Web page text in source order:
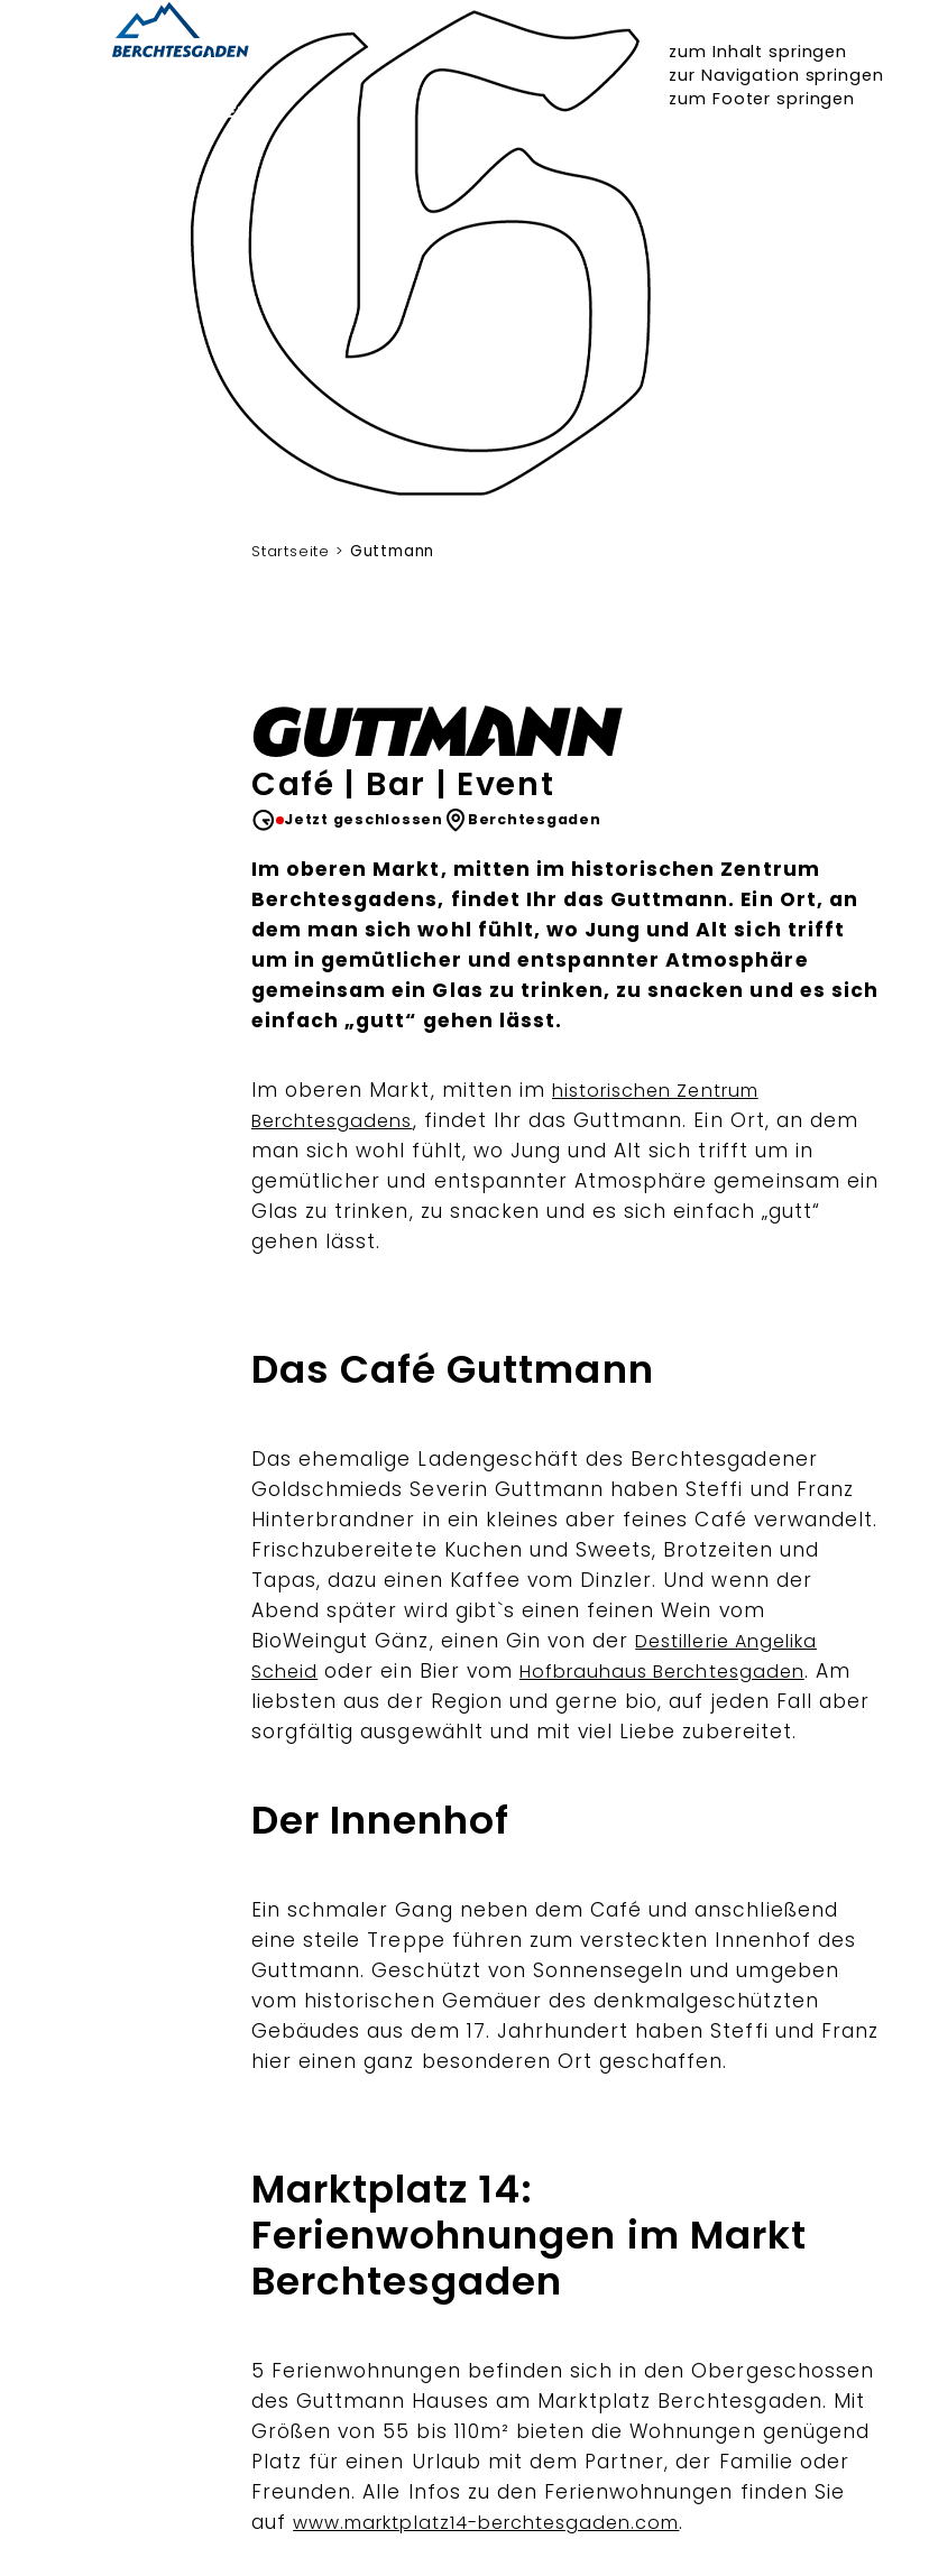
zum Inhalt springen
zur Navigation springen
zum Footer springen
Startseite Guttmann
Guttmann
Café | Bar | Event
Jetzt geschlossen Berchtesgaden
Im oberen Markt, mitten im historischen Zentrum
Berchtesgadens, findet Ihr das Guttmann. Ein Ort, an
dem man sich wohl fühlt, wo Jung und Alt sich trifft
um in gemütlicher und entspannter Atmosphäre
gemeinsam ein Glas zu trinken, zu snacken und es sich
einfach „gutt“ gehen lässt.
Im oberen Markt, mitten im historischen Zentrum
Berchtesgadens, findet Ihr das Guttmann. Ein Ort, an dem
man sich wohl fühlt, wo Jung und Alt sich trifft um in
gemütlicher und entspannter Atmosphäre gemeinsam ein
Glas zu trinken, zu snacken und es sich einfach „gutt“
gehen lässt.
Das Café Guttmann
Das ehemalige Ladengeschäft des Berchtesgadener
Goldschmieds Severin Guttmann haben Steffi und Franz
Hinterbrandner in ein kleines aber feines Café verwandelt.
Frischzubereitete Kuchen und Sweets, Brotzeiten und
Tapas, dazu einen Kaffee vom Dinzler. Und wenn der
Abend später wird gibt`s einen feinen Wein vom
BioWeingut Gänz, einen Gin von derDestillerie Angelika
Scheid oder ein Bier vom Hofbrauhaus Berchtesgaden. Am
liebsten aus der Region und gerne bio, auf jeden Fall aber
sorgfältig ausgewählt und mit viel Liebe zubereitet.
Der Innenhof
Ein schmaler Gang neben dem Café und anschließend
eine steile Treppe führen zum versteckten Innenhof des
Guttmann. Geschützt von Sonnensegeln und umgeben
vom historischen Gemäuer des denkmalgeschützten
Gebäudes aus dem 17. Jahrhundert haben Steffi und Franz
hier einen ganz besonderen Ort geschaffen.
Marktplatz 14:
Ferienwohnungen im Markt
Berchtesgaden
5 Ferienwohnungen befinden sich in den Obergeschossen
des Guttmann Hauses am Marktplatz Berchtesgaden. Mit
Größen von 55 bis 110m² bieten die Wohnungen genügend
Platz für einen Urlaub mit dem Partner, der Familie oder
Freunden. Alle Infos zu den Ferienwohnungen finden Sie
aufwww.marktplatz14-berchtesgaden.com.